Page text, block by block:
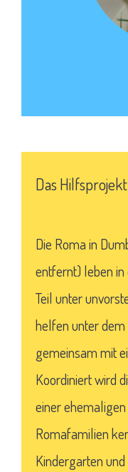
Das
Die Roma in
entfernt) leben
Teil unter
helfen unter dem
gemeinsam mit
Koordiniert wird
einer
Romafamilien
Kindergarten